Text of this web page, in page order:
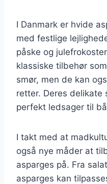
I Danmark er hvide
med festlige
påske og
klassiske tilbehør
smør, men de kan
retter. Deres delikate
perfekt ledsager til
I takt med at
også nye måder at
asparges på. Fra
asparges kan